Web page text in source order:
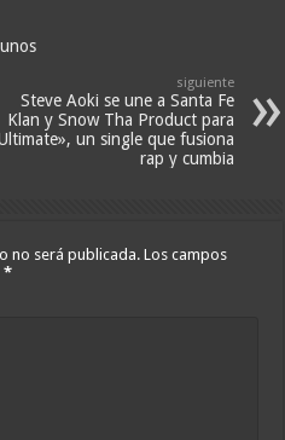
siguiente
Steve Aoki se une a Santa Fe
Klan y Snow Tha Product para
un single que fusiona
rap y cumbia
no será publicada. Los campos
*